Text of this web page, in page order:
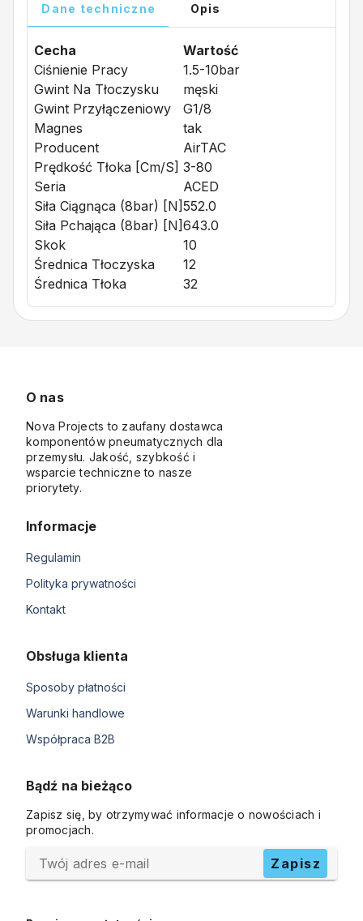
Dane techniczne Opis
Cecha
Wartość
Ciśnienie Pracy
1.5-10bar
Gwint Na Tłoczysku
męski
Gwint Przyłączeniowy
G1/8
Magnes
tak
Producent
AirTAC
Prędkość Tłoka [cm/s] 3-80
Seria
ACED
Siła Ciągnąca (8bar) [N]552.0
Siła Pchająca (8bar) [N]643.0
Skok
10
Średnica Tłoczyska
12
Średnica Tłoka
32
O nas
Nova Projects to zaufany dostawca
komponentów pneumatycznych dla
przemysłu. Jakość, szybkość i
wsparcie techniczne to nasze
priorytety.
Informacje
Regulamin
Polityka prywatności
Kontakt
Obsługa klienta
Sposoby płatności
Warunki handlowe
Współpraca B2B
Bądź na bieżąco
Zapisz się, by otrzymywać informacje o nowościach i
promocjach.
Twój adres e-mail Zapisz